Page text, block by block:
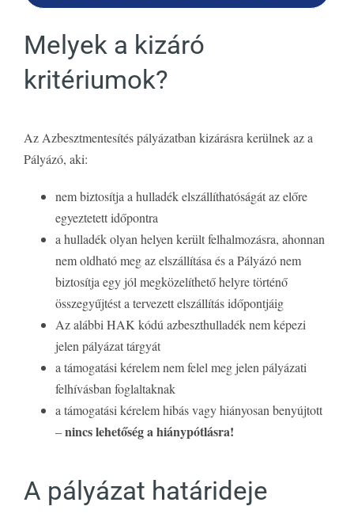
Melyek a kizáró
kritériumok?
Az Azbesztmentesítés pályázatban kizárásra kerülnek az a
Pályázó, aki:
nem biztosítja a hulladék elszállíthatóságát az előre
egyeztetett időpontra
a hulladék olyan helyen került felhalmozásra, ahonnan
nem oldható meg az elszállítása és a Pályázó nem
biztosítja egy jól megközelíthető helyre történő
összegyűjtést a tervezett elszállítás időpontjáig
Az alábbi HAK kódú azbeszthulladék nem képezi
jelen pályázat tárgyát
a támogatási kérelem nem felel meg jelen pályázati
felhívásban foglaltaknak
a támogatási kérelem hibás vagy hiányosan benyújtott
–nincs lehetőség a hiánypótlásra!
A pályázat határideje